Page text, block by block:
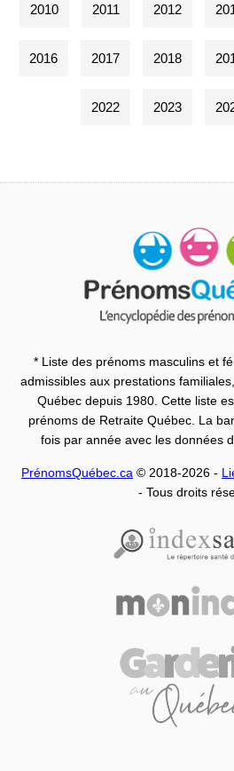
2010 2011 2012
2016 2017 2018
2022 2023
* Liste des prénoms masculins et
admissibles aux prestations
Québec depuis 1980. Cette liste
prénoms de Retraite Québec. La
fois par année avec les données
PrénomsQuébec.ca © 2018-2026 -
- Tous droits